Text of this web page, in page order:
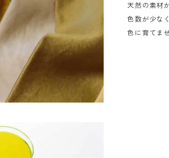
天然の素材
色数が少な
色に育てま